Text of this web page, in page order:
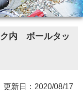
内 ボールタッ
更新日：2020/08/17